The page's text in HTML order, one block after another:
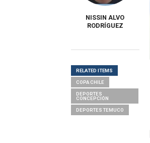
NISSIN ALVO
RODRÍGUEZ
RELATED ITEMS
COPA CHILE
DEPORTES
CONCEPCIÓN
DEPORTES TEMUCO